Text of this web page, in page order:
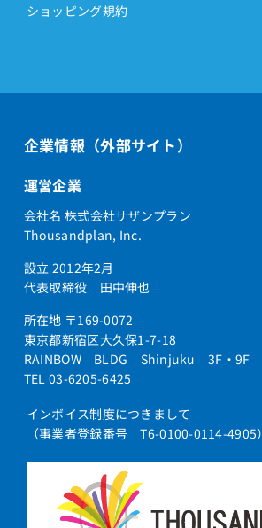
ショッピング規約
企業情報（外部サイト）
運営企業
会社名 株式会社サザンプラン
Thousandplan, Inc.
設立 2012年2月
代表取締役 田中伸也
所在地 〒169-0072
東京都新宿区大久保1-7-18
RAINBOW BLDG Shinjuku 3F・9F
TEL 03-6205-6425
インボイス制度につきまして
（事業者登録番号 T6-0100-0114-4905）